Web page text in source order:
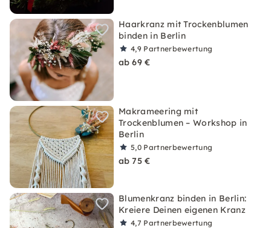
Haarkranz mit Trockenblumen
binden in Berlin
4,9 Partnerbewertung
ab 69 €
Makrameering mit
Trockenblumen – Workshop in
Berlin
5,0 Partnerbewertung
ab 75 €
Blumenkranz binden in Berlin:
Kreiere Deinen eigenen Kranz
4,7 Partnerbewertung